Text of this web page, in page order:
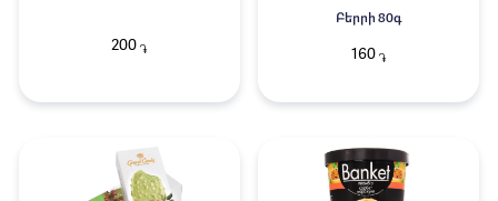
200 ֏
Բերրի 80գ
160 ֏